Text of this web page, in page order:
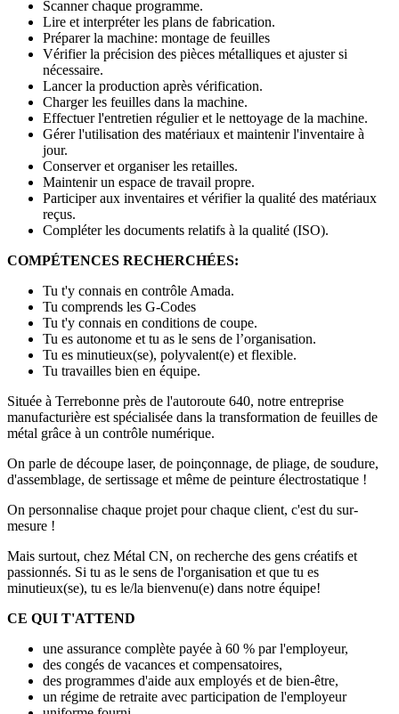
Scanner chaque programme.
Lire et interpréter les plans de fabrication.
Préparer la machine: montage de feuilles
Vérifier la précision des pièces métalliques et ajuster si
nécessaire.
Lancer la production après vérification.
Charger les feuilles dans la machine.
Effectuer l'entretien régulier et le nettoyage de la machine.
Gérer l'utilisation des matériaux et maintenir l'inventaire à
jour.
Conserver et organiser les retailles.
Maintenir un espace de travail propre.
Participer aux inventaires et vérifier la qualité des matériaux
reçus.
Compléter les documents relatifs à la qualité (ISO).
COMPÉTENCES RECHERCHÉES:
Tu t'y connais en contrôle Amada.
Tu comprends les G-Codes
Tu t'y connais en conditions de coupe.
Tu es autonome et tu as le sens de l’organisation.
Tu es minutieux(se), polyvalent(e) et flexible.
Tu travailles bien en équipe.
Située à Terrebonne près de l'autoroute 640, notre entreprise
manufacturière est spécialisée dans la transformation de feuilles de
métal grâce à un contrôle numérique.
On parle de découpe laser, de poinçonnage, de pliage, de soudure,
d'assemblage, de sertissage et même de peinture électrostatique !
On personnalise chaque projet pour chaque client, c'est du sur-
mesure !
Mais surtout, chez Métal CN, on recherche des gens créatifs et
passionnés. Si tu as le sens de l'organisation et que tu es
minutieux(se), tu es le/la bienvenu(e) dans notre équipe!
CE QUI T'ATTEND
une assurance complète payée à 60 % par l'employeur,
des congés de vacances et compensatoires,
des programmes d'aide aux employés et de bien-être,
un régime de retraite avec participation de l'employeur